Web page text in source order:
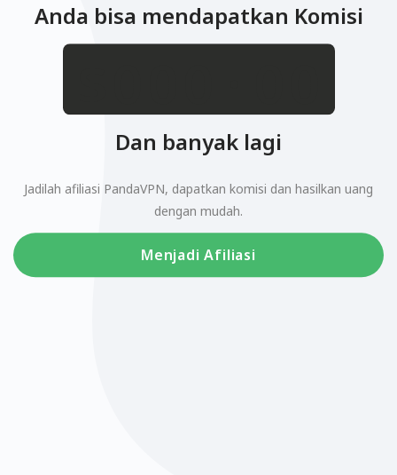
Anda bisa mendapatkan Komisi
.
Dan banyak lagi
Jadilah afiliasi PandaVPN, dapatkan komisi dan hasilkan uang
dengan mudah.
Menjadi Afiliasi